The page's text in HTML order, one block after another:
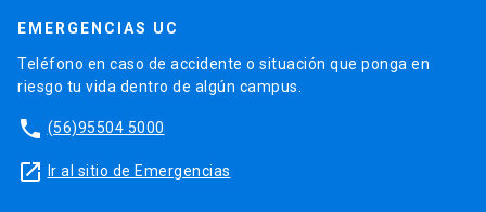
EMERGENCIAS UC
Teléfono en caso de accidente o situación que ponga en
riesgo tu vida dentro de algún campus.
phone (56)95504 5000
launch Ir al sitio de Emergencias